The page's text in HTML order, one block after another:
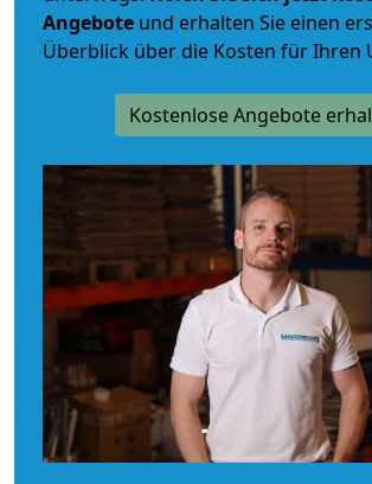
Angebote und erhalten Sie einen
Überblick über die Kosten für Ihren
Kostenlose Angebote